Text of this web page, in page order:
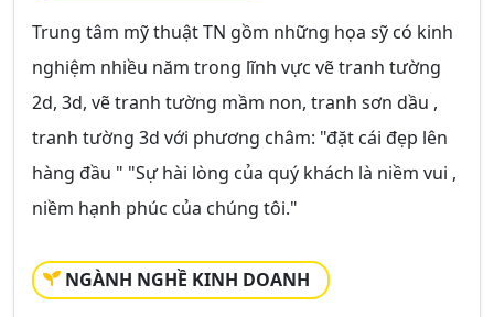
Trung tâm mỹ thuật TN gồm những họa sỹ có kinh
nghiệm nhiều năm trong lĩnh vực vẽ tranh tường
2d, 3d, vẽ tranh tường mầm non, tranh sơn dầu ,
tranh tường 3d với phương châm: "đặt cái đẹp lên
hàng đầu " "Sự hài lòng của quý khách là niềm vui ,
niềm hạnh phúc của chúng tôi."
NGÀNH NGHỀ KINH DOANH